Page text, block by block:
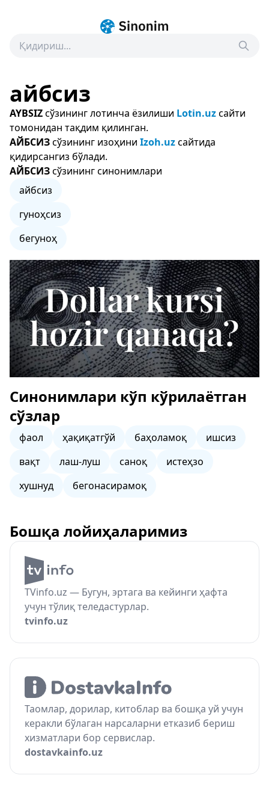
айбсиз
AYBSIZсўзининг лотинча ёзилиши Lotin.uzсайти
томонидан тақдим қилинган.
АЙБСИЗсўзининг изоҳини Izoh.uzсайтида
қидирсангиз бўлади.
АЙБСИЗсўзининг синонимлари
айбсиз
гуноҳсиз
бегуноҳ
Синонимлари кўп кўрилаётган
сўзлар
фаол ҳақиқатгўй баҳоламоқ
ишсиз
вақт
лаш-луш саноқ
истеҳзо
хушнуд
бегонасирамоқ
Бошқа лойиҳаларимиз
TVinfo.uz — Бугун, эртага ва кейинги ҳафта
учун тўлиқ теледастурлар.
tvinfo.uz
Таомлар, дорилар, китоблар ва бошқа уй учун
керакли бўлаган нарсаларни етказиб бериш
хизматлари бор сервислар.
dostavkainfo.uz